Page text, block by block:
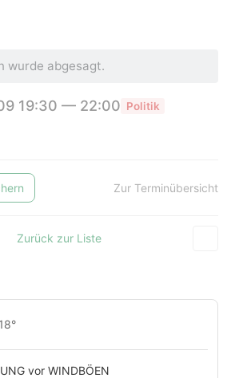
wurde abgesagt.
19:30 — 22:00 Politik
Zur Terminübersicht
Zurück zur Liste
18°
vor WINDBÖEN